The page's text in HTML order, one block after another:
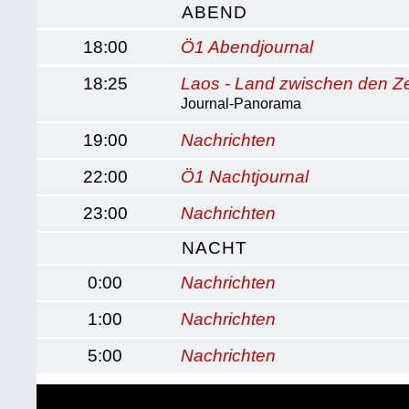
ABEND
18:00
Ö1 Abendjournal
18:25
Laos - Land zwischen den
Journal-Panorama
19:00
Nachrichten
22:00
Ö1 Nachtjournal
23:00
Nachrichten
NACHT
0:00
Nachrichten
1:00
Nachrichten
5:00
Nachrichten